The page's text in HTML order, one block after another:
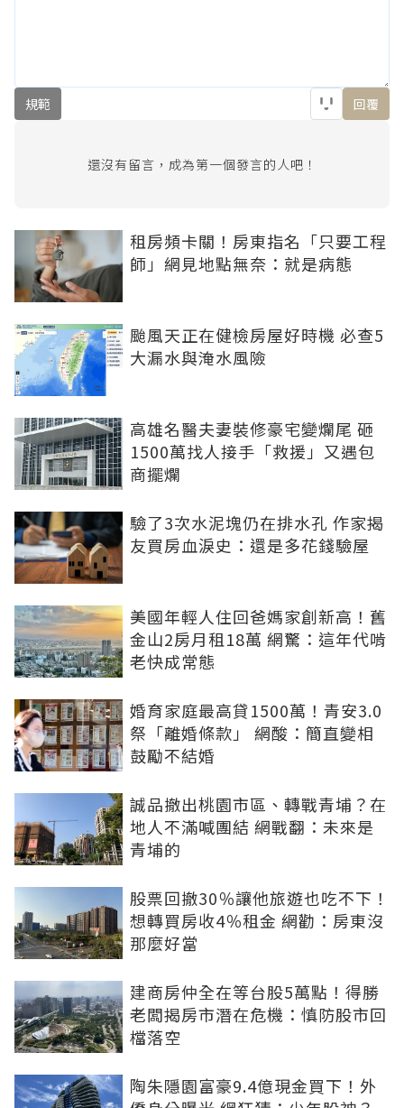
規範 回覆
還沒有留言，成為第一個發言的人吧！
租房頻卡關！房東指名「只要工程
師」網見地點無奈：就是病態
颱風天正在健檢房屋好時機 必查5
大漏水與淹水風險
高雄名醫夫妻裝修豪宅變爛尾 砸
1500萬找人接手「救援」又遇包
商擺爛
驗了3次水泥塊仍在排水孔 作家揭
友買房血淚史：還是多花錢驗屋
美國年輕人住回爸媽家創新高！舊
金山2房月租18萬 網驚：這年代啃
老快成常態
婚育家庭最高貸1500萬！青安3.0
祭「離婚條款」 網酸：簡直變相
鼓勵不結婚
誠品撤出桃園市區、轉戰青埔？在
地人不滿喊團結 網戰翻：未來是
青埔的
股票回撤30％讓他旅遊也吃不下！
想轉買房收4％租金 網勸：房東沒
那麼好當
建商房仲全在等台股5萬點！得勝
老闆揭房市潛在危機：慎防股市回
檔落空
陶朱隱園富豪9.4億現金買下！外